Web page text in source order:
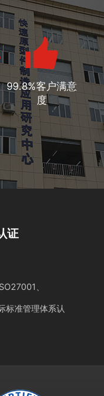
99.8%客户满意
度
证
、
标准管理体系认